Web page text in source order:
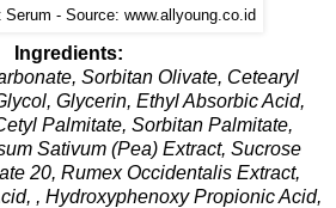
- Source: www.allyoung.co.id
Ingredients:
Sorbitan Olivate, Cetearyl
Glycerin, Ethyl Absorbic Acid,
Palmitate, Sorbitan Palmitate,
Sativum (Pea) Extract, Sucrose
20, Rumex Occidentalis Extract,
, Hydroxyphenoxy Propionic Acid,